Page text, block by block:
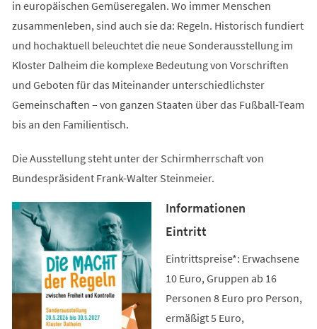
in europäischen Gemüseregalen. Wo immer Menschen
zusammenleben, sind auch sie da: Regeln. Historisch fundiert
und hochaktuell beleuchtet die neue Sonderausstellung im
Kloster Dalheim die komplexe Bedeutung von Vorschriften
und Geboten für das Miteinander unterschiedlichster
Gemeinschaften – von ganzen Staaten über das Fußball-Team
bis an den Familientisch.
Die Ausstellung steht unter der Schirmherrschaft von
Bundespräsident Frank-Walter Steinmeier.
Informationen
Eintritt
Eintrittspreise*: Erwachsene
10 Euro, Gruppen ab 16
Personen 8 Euro pro Person,
ermäßigt 5 Euro,